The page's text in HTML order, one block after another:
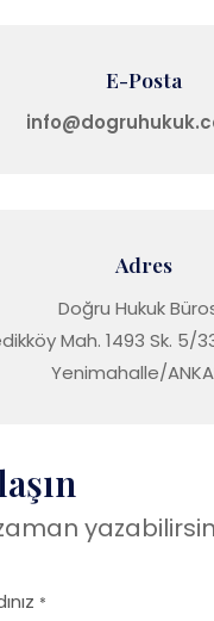
E-Posta
Adres
Doğru Hukuk
Mah. 1493 Sk. 5/
Yenimahalle/
*